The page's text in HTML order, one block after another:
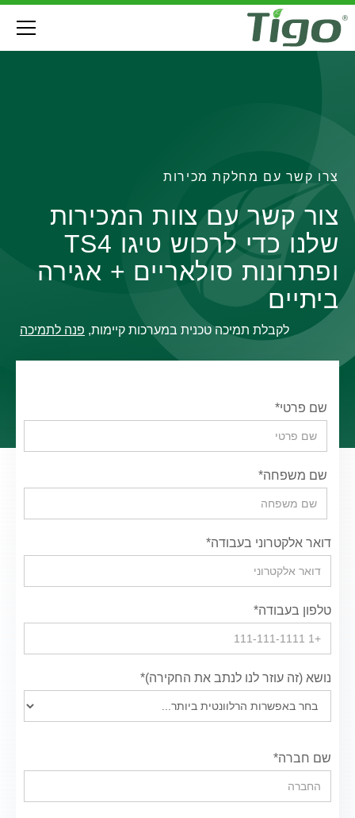
צרו קשר עם מחלקת מכירות
צור קשר עם צוות המכירות
שלנו כדי לרכוש טיגו TS4
ופתרונות סולאריים + אגירה
ביתיים
לקבלת תמיכה טכנית במערכות קיימות, פנה לתמיכה
שם פרטי*
שם משפחה*
דואר אלקטרוני בעבודה*
טלפון בעבודה*
נושא (זה עוזר לנו לנתב את החקירה)*
שם חברה*